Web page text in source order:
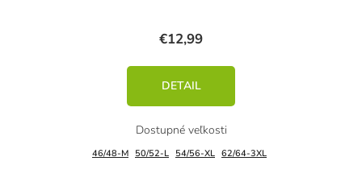
€12,99
DETAIL
46/48-M 50/52-L 54/56-XL 62/64-3XL